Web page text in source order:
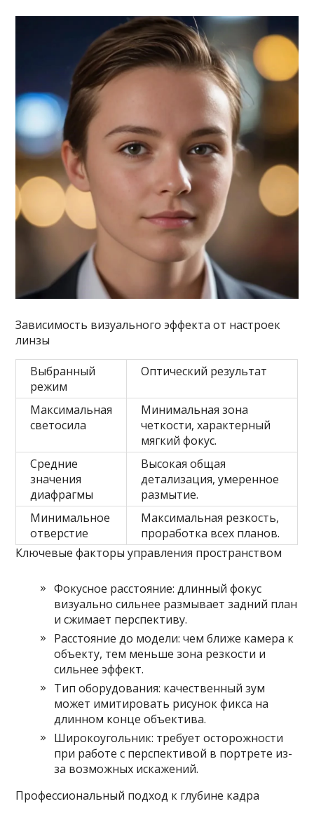
Зависимость визуального эффекта от настроек
линзы
Выбранный
режим
Оптический результат
Максимальная
светосила
Минимальная зона
четкости, характерный
мягкий фокус.
Средние
значения
диафрагмы
Высокая общая
детализация, умеренное
размытие.
Минимальное
отверстие
Максимальная резкость,
проработка всех планов.
Ключевые факторы управления пространством
Фокусное расстояние: длинный фокус
визуально сильнее размывает задний план
и сжимает перспективу.
Расстояние до модели: чем ближе камера к
объекту, тем меньше зона резкости и
сильнее эффект.
Тип оборудования: качественный зум
может имитировать рисунок фикса на
длинном конце объектива.
Широкоугольник: требует осторожности
при работе с перспективой в портрете из-
за возможных искажений.
Профессиональный подход к глубине кадра